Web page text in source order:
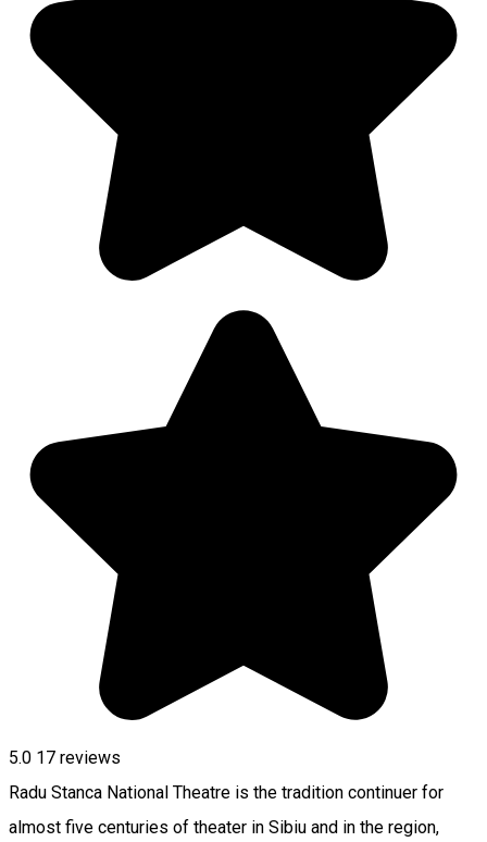
5.0 17 reviews
Radu Stanca National Theatre is the tradition continuer for
almost five centuries of theater in Sibiu and in the region,